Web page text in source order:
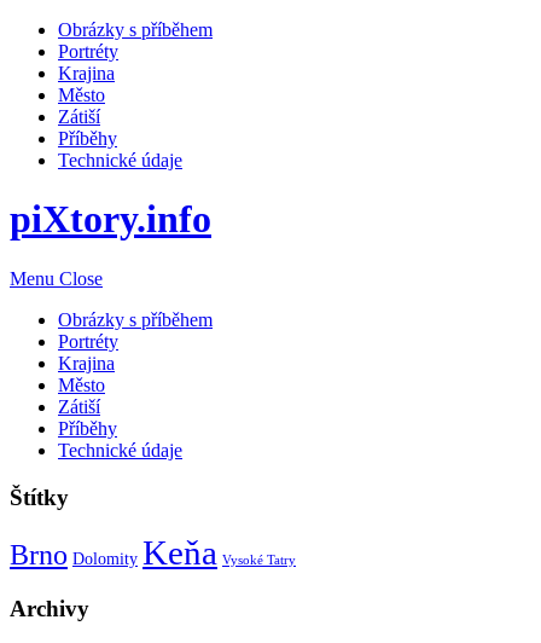
Obrázky s příběhem
Portréty
Krajina
Město
Zátiší
Příběhy
Technické údaje
piXtory.info
Menu Close
Obrázky s příběhem
Portréty
Krajina
Město
Zátiší
Příběhy
Technické údaje
Štítky
Brno Dolomity Keňa Vysoké Tatry
Archivy